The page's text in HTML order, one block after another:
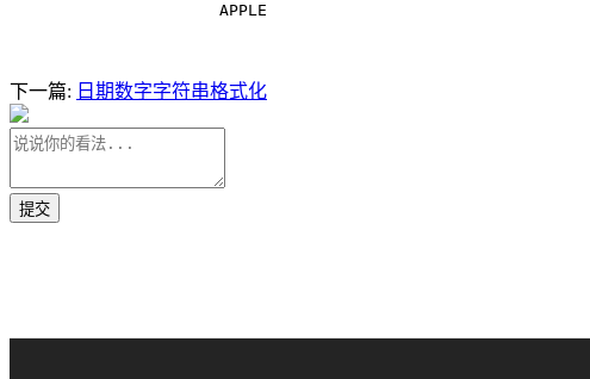
APPLE
下一篇: 日期数字字符串格式化